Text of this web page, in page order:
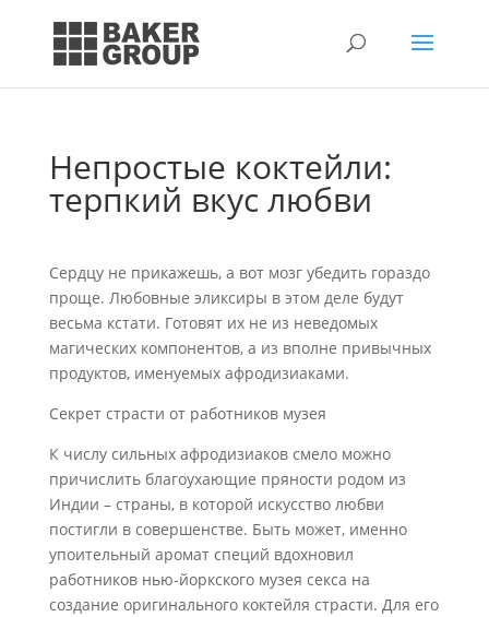
Непростые коктейли:
терпкий вкус любви
Сердцу не прикажешь, а вот мозг убедить гораздо
проще. Любовные эликсиры в этом деле будут
весьма кстати. Готовят их не из неведомых
магических компонентов, а из вполне привычных
продуктов, именуемых афродизиаками.
Секрет страсти от работников музея
К числу сильных афродизиаков смело можно
причислить благоухающие пряности родом из
Индии – страны, в которой искусство любви
постигли в совершенстве. Быть может, именно
упоительный аромат специй вдохновил
работников нью-йоркского музея секса на
создание оригинального коктейля страсти. Для его